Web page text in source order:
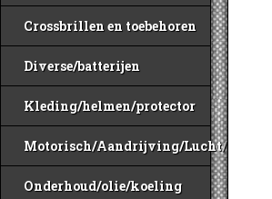
Crossbrillen en toebehoren
Diverse/batterijen
Kleding/helmen/protector
Motorisch/Aandrijving/Lucht/Benzine
Onderhoud/olie/koeling